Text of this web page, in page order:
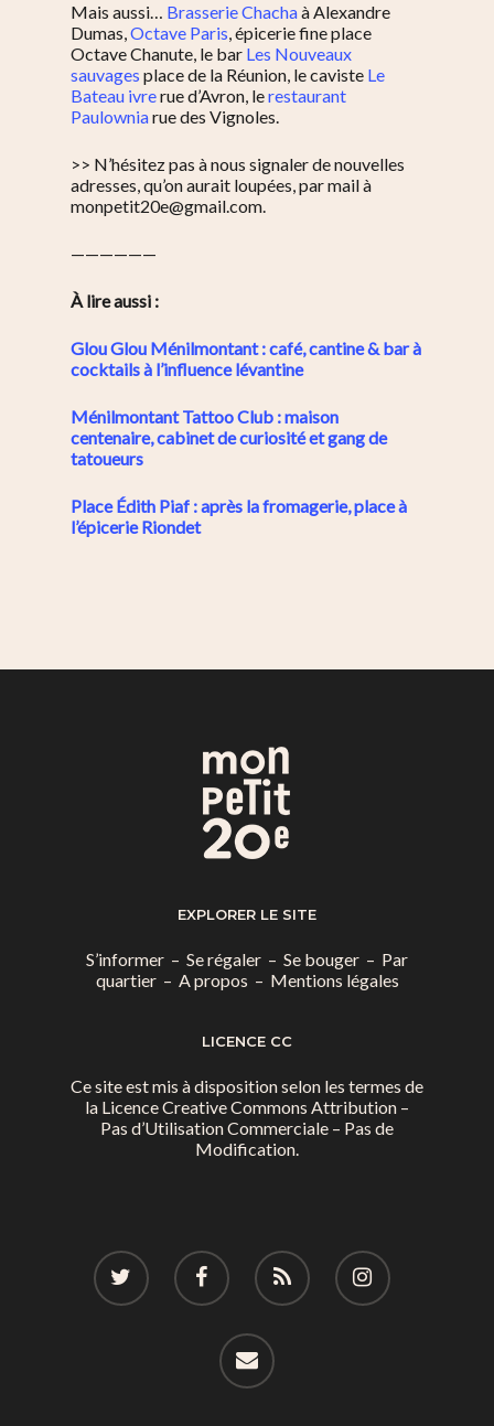
Mais aussi… Brasserie Chachaà Alexandre
Dumas,Octave Paris, épicerie fine place
Octave Chanute, le bar Les Nouveaux
sauvages place de la Réunion, le caviste Le
Bateau ivrerue d’Avron, lerestaurant
Paulowniarue des Vignoles.
>> N’hésitez pas à nous signaler de nouvelles
adresses, qu’on aurait loupées, par mail à
monpetit20e@gmail.com.
——————
À lire aussi :
Glou Glou Ménilmontant : café, cantine & bar à
cocktails à l’influence lévantine
Ménilmontant Tattoo Club : maison
centenaire, cabinet de curiosité et gang de
tatoueurs
Place Édith Piaf : après la fromagerie, place à
l’épicerie Riondet
EXPLORER LE SITE
S’informer – Se régaler – Se bouger – Par
quartier– A propos – Mentions légales
LICENCE CC
Ce site est mis à disposition selon les termes de
la Licence Creative Commons Attribution –
Pas d’Utilisation Commerciale – Pas de
Modification.